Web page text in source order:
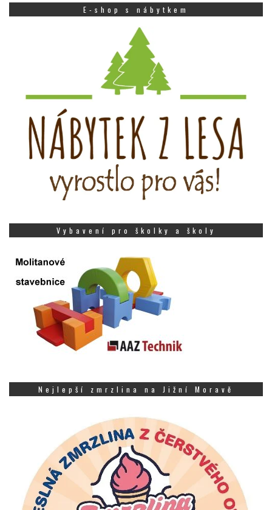
E-shop s nábytkem
Vybavení pro školky a školy
Nejlepší zmrzlina na Jižní Moravě